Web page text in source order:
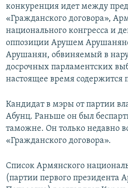
конкуренция идет между
«Гражданского договора»,
национального конгресса и
оппозиции Арушем
Арушанян, обвиняемый в
досрочных парламентских
настоящее время содержится
Кандидат в мэры от партии
Абунц. Раньше он был
таможне. Он только недавно
«Гражданского договора».
Список Армянского
(партии первого президента